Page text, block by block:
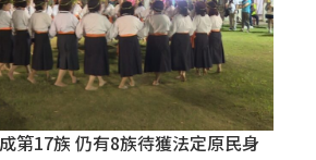
第17族 仍有8族待獲法定原民身